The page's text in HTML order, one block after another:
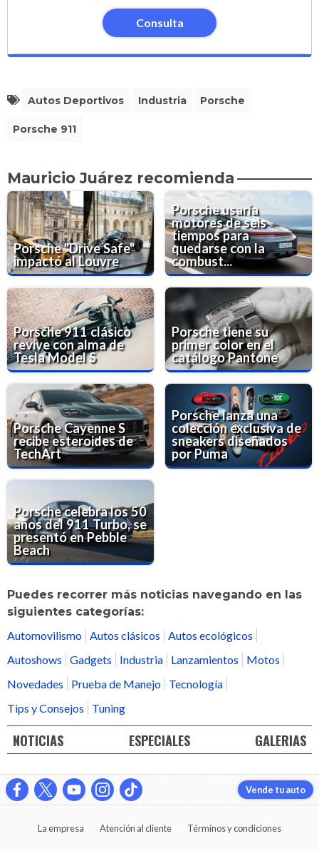
Consulta
Autos Deportivos Industria Porsche
Porsche 911
Mauricio Juárez recomienda
Porsche "Drive Safe"
impactó al Louvre
Porsche usaría
motores de seis
tiempos para
quedarse con la
combust...
Porsche 911 clásico
revive con alma de
Tesla Model S
Porsche tiene su
primer color en el
catálogo Pantone
Porsche Cayenne S
recibe esteroides de
TechArt
Porsche lanza una
colección exclusiva de
sneakers diseñados
por Puma
Porsche celebra los 50
años del 911 Turbo, se
presentó en Pebble
Beach
Puedes recorrer más noticias navegando en las
siguientes categorías:
Automovilismo Autos clásicos
Autos ecológicos
Autoshows
Gadgets Industria Lanzamientos
Motos
Novedades
Prueba de Manejo
Tecnología
Tips y Consejos
Tuning
NOTICIAS ESPECIALES GALERIAS
Vende tu auto
La empresa Atención al cliente Términos y condiciones